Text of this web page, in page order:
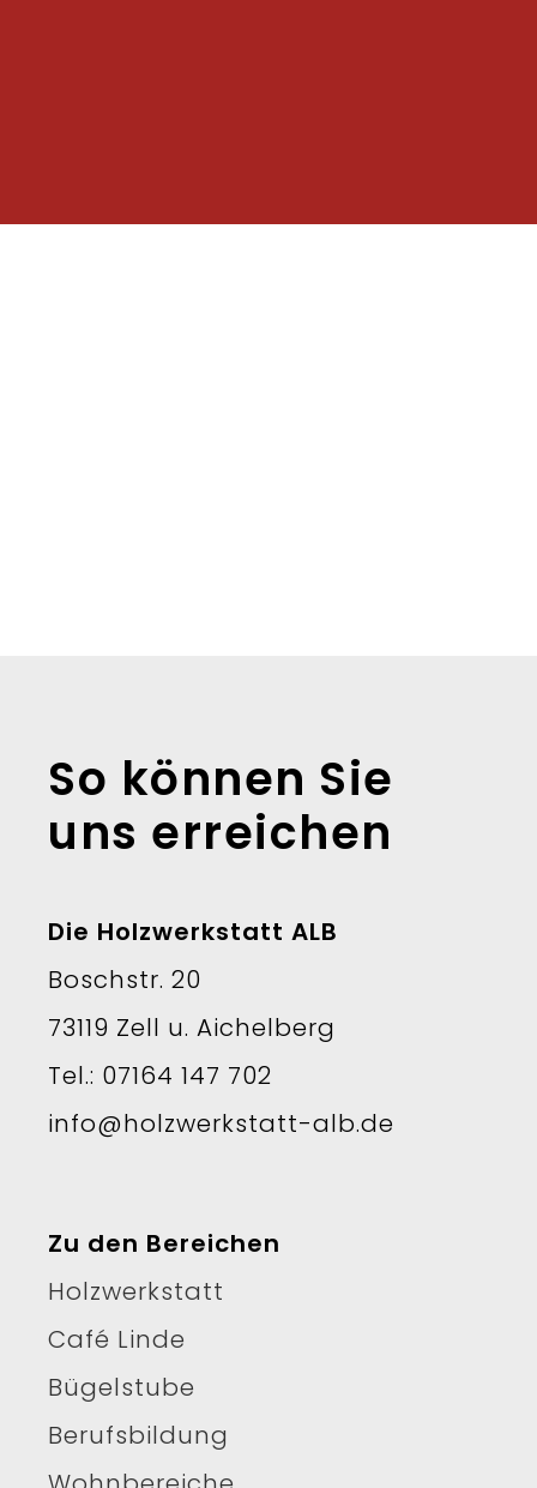
So können Sie
uns erreichen
Die Holzwerkstatt ALB
Boschstr. 20
73119 Zell u. Aichelberg
Tel.: 07164 147 702
info@holzwerkstatt-alb.de
Zu den Bereichen
Holzwerkstatt
Café Linde
Bügelstube
Berufsbildung